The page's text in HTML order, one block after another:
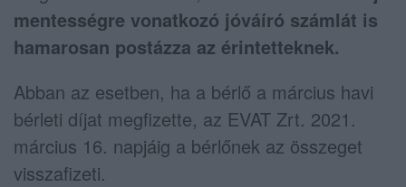
mentességre vonatkozó jóváíró számlát is
hamarosan postázza az érintetteknek.
Abban az esetben, ha a bérlő a március havi
bérleti díjat megfizette, az EVAT Zrt. 2021.
március 16. napjáig a bérlőnek az összeget
visszafizeti.